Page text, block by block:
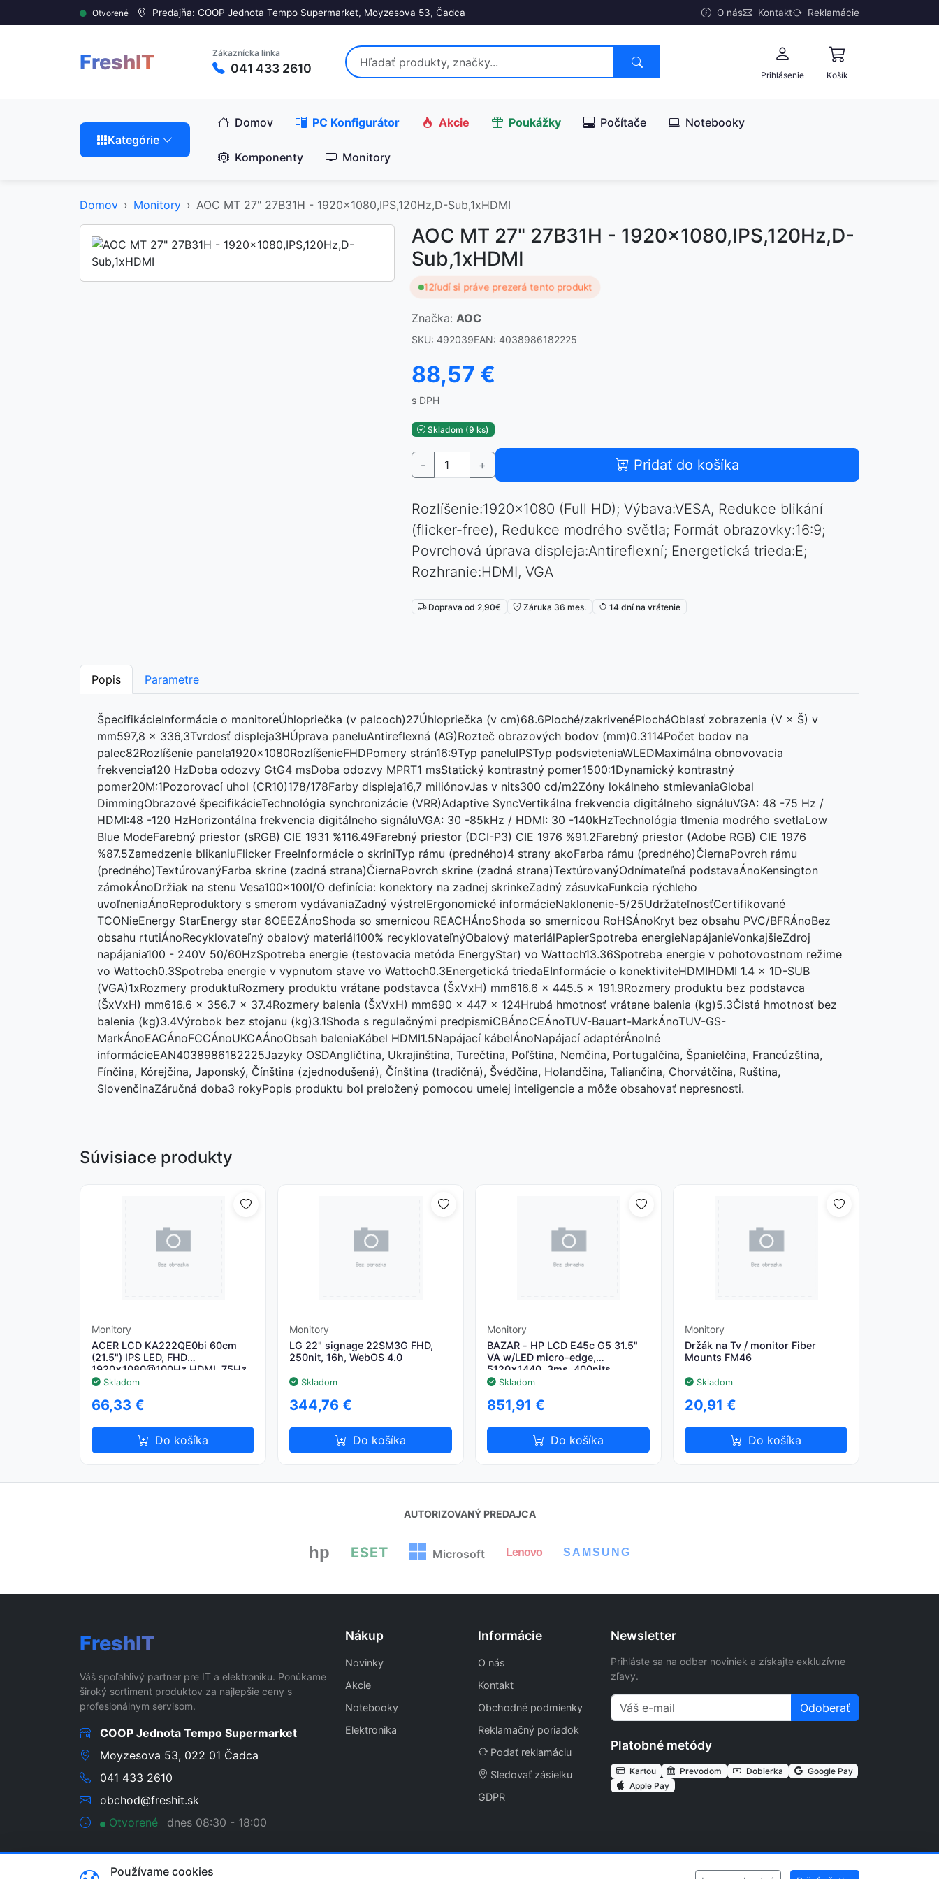
Otvorené Predajňa: COOP Jednota Tempo Supermarket, Moyzesova 53, Čadca O nás Kontakt Reklamácie
FreshIT Zákaznícka linka
041 433 2610
Prihlásenie Košík
Kategórie
Domov PC Konfigurátor Akcie Poukážky Počítače Notebooky
Komponenty Monitory
Domov Monitory AOC MT 27" 27B31H - 1920x1080,IPS,120Hz,D-Sub,1xHDMI
AOC MT 27" 27B31H - 1920x1080,IPS,120Hz,D-
Sub,1xHDMI
12ľudí si práve prezerá tento produkt
Značka: AOC
SKU: 492039EAN: 4038986182225
88,57 €
s DPH
Skladom (9 ks)
- + Pridať do košíka
Rozlíšenie:1920×1080 (Full HD); Výbava:VESA, Redukce blikání
(flicker-free), Redukce modrého světla; Formát obrazovky:16:9;
Povrchová úprava displeja:Antireflexní; Energetická trieda:E;
Rozhranie:HDMI, VGA
Doprava od 2,90€ Záruka 36 mes. 14 dní na vrátenie
Popis Parametre
ŠpecifikácieInformácie o monitoreÚhlopriečka (v palcoch)27Úhlopriečka (v cm)68.6Ploché/zakrivenéPlocháOblasť zobrazenia (V × Š) v
mm597,8 x 336,3Tvrdosť displeja3HÚprava paneluAntireflexná (AG)Rozteč obrazových bodov (mm)0.3114Počet bodov na
palec82Rozlíšenie panela1920x1080RozlíšenieFHDPomery strán16:9Typ paneluIPSTyp podsvieteniaWLEDMaximálna obnovovacia
frekvencia120 HzDoba odozvy GtG4 msDoba odozvy MPRT1 msStatický kontrastný pomer1500:1Dynamický kontrastný
pomer20M:1Pozorovací uhol (CR10)178/178Farby displeja16,7 miliónovJas v nits300 cd/m2Zóny lokálneho stmievaniaGlobal
DimmingObrazové špecifikácieTechnológia synchronizácie (VRR)Adaptive SyncVertikálna frekvencia digitálneho signáluVGA: 48 -75 Hz /
HDMI:48 -120 HzHorizontálna frekvencia digitálneho signáluVGA: 30 -85kHz / HDMI: 30 -140kHzTechnológia tlmenia modrého svetlaLow
Blue ModeFarebný priestor (sRGB) CIE 1931 %116.49Farebný priestor (DCI-P3) CIE 1976 %91.2Farebný priestor (Adobe RGB) CIE 1976
%87.5Zamedzenie blikaniuFlicker FreeInformácie o skriniTyp rámu (predného)4 strany akoFarba rámu (predného)ČiernaPovrch rámu
(predného)TextúrovanýFarba skrine (zadná strana)ČiernaPovrch skrine (zadná strana)TextúrovanýOdnímateľná podstavaÁnoKensington
zámokÁnoDržiak na stenu Vesa100x100I/O definícia: konektory na zadnej skrinkeZadný zásuvkaFunkcia rýchleho
uvoľneniaÁnoReproduktory s smerom vydávaniaZadný výstrelErgonomické informácieNaklonenie-5/25UdržateľnosťCertifikované
TCONieEnergy StarEnergy star 8OEEZÁnoShoda so smernicou REACHÁnoShoda so smernicou RoHSÁnoKryt bez obsahu PVC/BFRÁnoBez
obsahu rtutiÁnoRecyklovateľný obalový materiál100% recyklovateľnýObalový materiálPapierSpotreba energieNapájanieVonkajšieZdroj
napájania100 - 240V 50/60HzSpotreba energie (testovacia metóda EnergyStar) vo Wattoch13.36Spotreba energie v pohotovostnom režime
vo Wattoch0.3Spotreba energie v vypnutom stave vo Wattoch0.3Energetická triedaEInformácie o konektiviteHDMIHDMI 1.4 x 1D-SUB
(VGA)1xRozmery produktuRozmery produktu vrátane podstavca (ŠxVxH) mm616.6 x 445.5 x 191.9Rozmery produktu bez podstavca
(ŠxVxH) mm616.6 x 356.7 x 37.4Rozmery balenia (ŠxVxH) mm690 x 447 x 124Hrubá hmotnosť vrátane balenia (kg)5.3Čistá hmotnosť bez
balenia (kg)3.4Výrobok bez stojanu (kg)3.1Shoda s regulačnými predpismiCBÁnoCEÁnoTUV-Bauart-MarkÁnoTUV-GS-
MarkÁnoEACÁnoFCCÁnoUKCAÁnoObsah baleniaKábel HDMI1.5Napájací kábelÁnoNapájací adaptérÁnoIné
informácieEAN4038986182225Jazyky OSDAngličtina, Ukrajinština, Turečtina, Poľština, Nemčina, Portugalčina, Španielčina, Francúzština,
Fínčina, Kórejčina, Japonský, Čínština (zjednodušená), Čínština (tradičná), Švédčina, Holandčina, Taliančina, Chorvátčina, Ruština,
SlovenčinaZáručná doba3 rokyPopis produktu bol preložený pomocou umelej inteligencie a môže obsahovať nepresnosti.
Súvisiace produkty
Monitory
ACER LCD KA222QE0bi 60cm
(21.5") IPS LED, FHD
1920x1080@100Hz HDMI, 75Hz
VGA, 250cd/m2, 178/178,
Skladom
66,33 €
Do košíka
Monitory
LG 22" signage 22SM3G FHD,
250nit, 16h, WebOS 4.0
Skladom
344,76 €
Do košíka
Monitory
BAZAR - HP LCD E45c G5 31.5"
VA w/LED micro-edge,
5120x1440, 3ms, 400nits,
3000:1,DP 1.2, HDMI 1.4,
Skladom
851,91 €
Do košíka
Monitory
Držák na Tv / monitor Fiber
Mounts FM46
Skladom
20,91 €
Do košíka
AUTORIZOVANÝ PREDAJCA
hp ESET Microsoft Lenovo SAMSUNG
FreshIT
Váš spoľahlivý partner pre IT a elektroniku. Ponúkame
široký sortiment produktov za najlepšie ceny s
profesionálnym servisom.
COOP Jednota Tempo Supermarket
Moyzesova 53, 022 01 Čadca
041 433 2610
obchod@freshit.sk
Otvorené
dnes 08:30 - 18:00
Nákup
Novinky
Akcie
Notebooky
Elektronika
Informácie
O nás
Kontakt
Obchodné podmienky
Reklamačný poriadok
Podať reklamáciu
Sledovať zásielku
GDPR
Newsletter
Prihláste sa na odber noviniek a získajte exkluzívne
zľavy.
Odoberať
Platobné metódy
Kartou Prevodom Dobierka
Google Pay
Apple Pay
Používame cookies